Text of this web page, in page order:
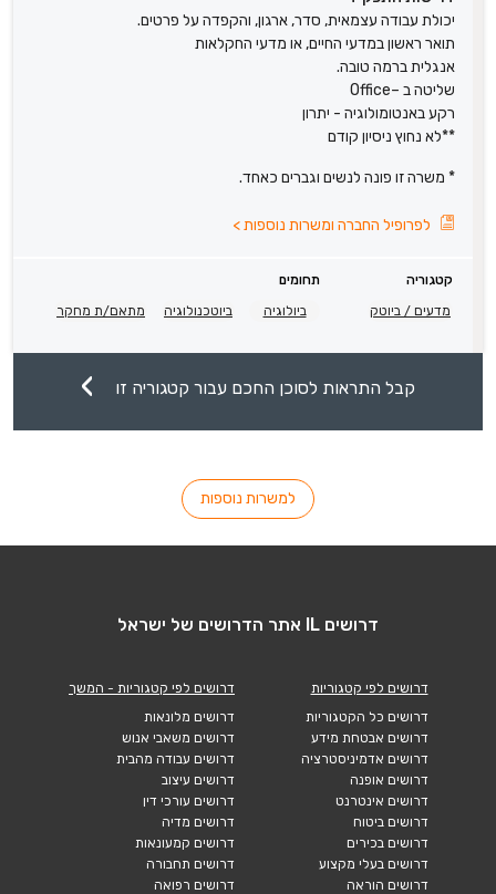
יכולת עבודה עצמאית, סדר, ארגון, והקפדה על פרטים.
תואר ראשון במדעי החיים, או מדעי החקלאות
אנגלית ברמה טובה.
שליטה ב –Office
רקע באנטומולוגיה - יתרון
**לא נחוץ ניסיון קודם
* משרה זו פונה לנשים וגברים כאחד.
לפרופיל החברה ומשרות נוספות>
קטגוריה
תחומים
מדעים / ביוטק
ביולוגיה ביוטכנולוגיה מתאם/ת מחקר
קבל התראות לסוכן החכם עבור קטגוריה זו
למשרות נוספות
דרושים IL אתר הדרושים של ישראל
דרושים לפי קטגוריות
דרושים כל הקטגוריות
דרושים אבטחת מידע
דרושים אדמיניסטרציה
דרושים אופנה
דרושים אינטרנט
דרושים ביטוח
דרושים בכירים
דרושים בעלי מקצוע
דרושים הוראה
דרושים לפי קטגוריות - המשך
דרושים מלונאות
דרושים משאבי אנוש
דרושים עבודה מהבית
דרושים עיצוב
דרושים עורכי דין
דרושים מדיה
דרושים קמעונאות
דרושים תחבורה
דרושים רפואה